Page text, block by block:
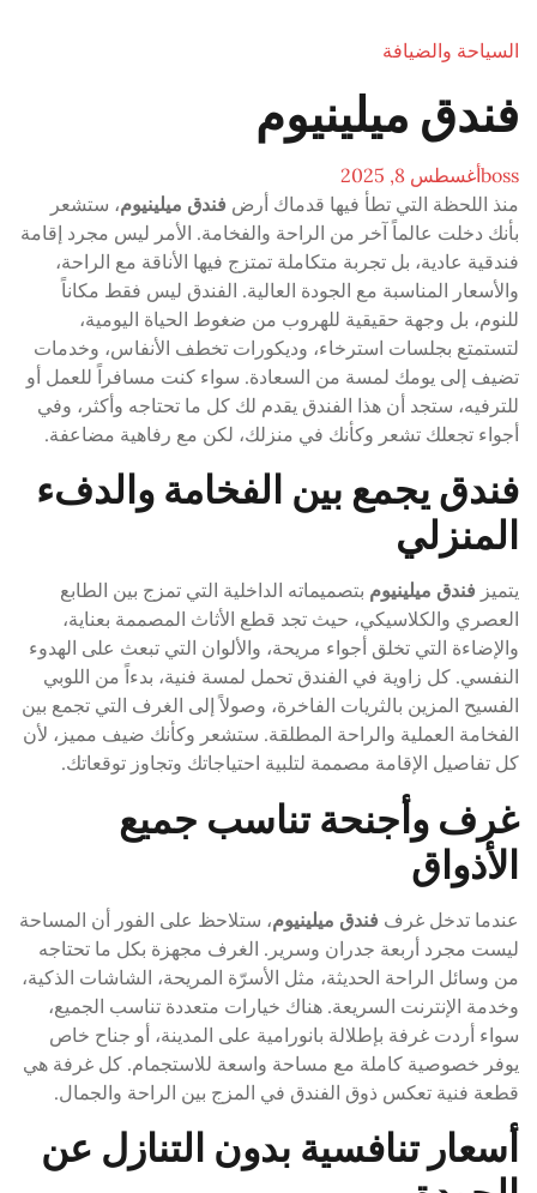
السياحة والضيافة
فندق ميلينيوم
bossأغسطس 8, 2025
منذ اللحظة التي تطأ فيها قدماك أرض فندق ميلينيوم، ستشعر
بأنك دخلت عالماً آخر من الراحة والفخامة. الأمر ليس مجرد إقامة
فندقية عادية، بل تجربة متكاملة تمتزج فيها الأناقة مع الراحة،
والأسعار المناسبة مع الجودة العالية. الفندق ليس فقط مكاناً
للنوم، بل وجهة حقيقية للهروب من ضغوط الحياة اليومية،
لتستمتع بجلسات استرخاء، وديكورات تخطف الأنفاس، وخدمات
تضيف إلى يومك لمسة من السعادة. سواء كنت مسافراً للعمل أو
للترفيه، ستجد أن هذا الفندق يقدم لك كل ما تحتاجه وأكثر، وفي
أجواء تجعلك تشعر وكأنك في منزلك، لكن مع رفاهية مضاعفة.
فندق يجمع بين الفخامة والدفء
المنزلي
يتميز فندق ميلينيوم بتصميماته الداخلية التي تمزج بين الطابع
العصري والكلاسيكي، حيث تجد قطع الأثاث المصممة بعناية،
والإضاءة التي تخلق أجواء مريحة، والألوان التي تبعث على الهدوء
النفسي. كل زاوية في الفندق تحمل لمسة فنية، بدءاً من اللوبي
الفسيح المزين بالثريات الفاخرة، وصولاً إلى الغرف التي تجمع بين
الفخامة العملية والراحة المطلقة. ستشعر وكأنك ضيف مميز، لأن
كل تفاصيل الإقامة مصممة لتلبية احتياجاتك وتجاوز توقعاتك.
غرف وأجنحة تناسب جميع
الأذواق
عندما تدخل غرف فندق ميلينيوم، ستلاحظ على الفور أن المساحة
ليست مجرد أربعة جدران وسرير. الغرف مجهزة بكل ما تحتاجه
من وسائل الراحة الحديثة، مثل الأسرّة المريحة، الشاشات الذكية،
وخدمة الإنترنت السريعة. هناك خيارات متعددة تناسب الجميع،
سواء أردت غرفة بإطلالة بانورامية على المدينة، أو جناح خاص
يوفر خصوصية كاملة مع مساحة واسعة للاستجمام. كل غرفة هي
قطعة فنية تعكس ذوق الفندق في المزج بين الراحة والجمال.
أسعار تنافسية بدون التنازل عن